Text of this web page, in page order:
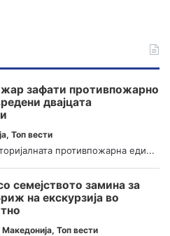
зафати противпожарно
двајцата
, Топ вести
противпожарна еди...
семејството замина за
на екскурзија во
Македонија, Топ вести